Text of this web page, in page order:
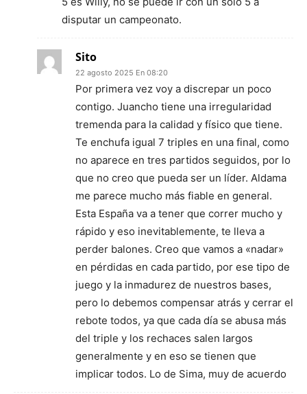
disputar un campeonato.
Sito
22 agosto 2025 En 08:20
Por primera vez voy a discrepar un poco
contigo. Juancho tiene una irregularidad
tremenda para la calidad y físico que tiene.
Te enchufa igual 7 triples en una final, como
no aparece en tres partidos seguidos, por lo
que no creo que pueda ser un líder. Aldama
me parece mucho más fiable en general.
Esta España va a tener que correr mucho y
rápido y eso inevitablemente, te lleva a
perder balones. Creo que vamos a «nadar»
en pérdidas en cada partido, por ese tipo de
juego y la inmadurez de nuestros bases,
pero lo debemos compensar atrás y cerrar el
rebote todos, ya que cada día se abusa más
del triple y los rechaces salen largos
generalmente y en eso se tienen que
implicar todos. Lo de Sima, muy de acuerdo